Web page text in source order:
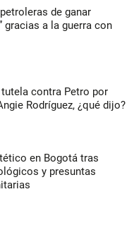
de ganar
gracias a la guerra con
contra Petro por
Rodríguez, ¿qué dijo?
en Bogotá tras
y presuntas